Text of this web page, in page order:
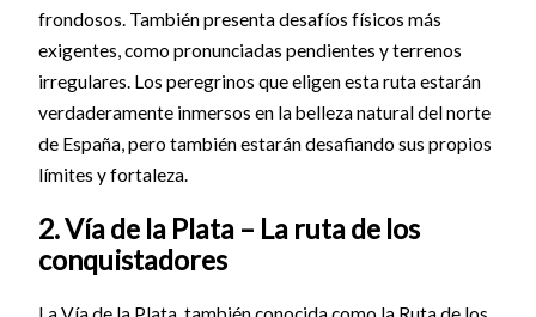
frondosos. También presenta desafíos físicos más
exigentes, como pronunciadas pendientes y terrenos
irregulares. Los peregrinos que eligen esta ruta estarán
verdaderamente inmersos en la belleza natural del norte
de España, pero también estarán desafiando sus propios
límites y fortaleza.
2. Vía de la Plata – La ruta de los
conquistadores